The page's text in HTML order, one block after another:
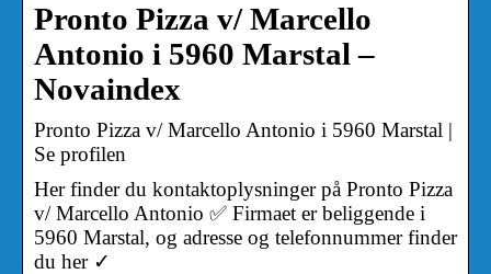
Pronto Pizza v/ Marcello
Antonio i 5960 Marstal –
Novaindex
Pronto Pizza v/ Marcello Antonio i 5960 Marstal |
Se profilen
Her finder du kontaktoplysninger på Pronto Pizza
v/ Marcello Antonio ✅ Firmaet er beliggende i
5960 Marstal, og adresse og telefonnummer finder
du her ✓